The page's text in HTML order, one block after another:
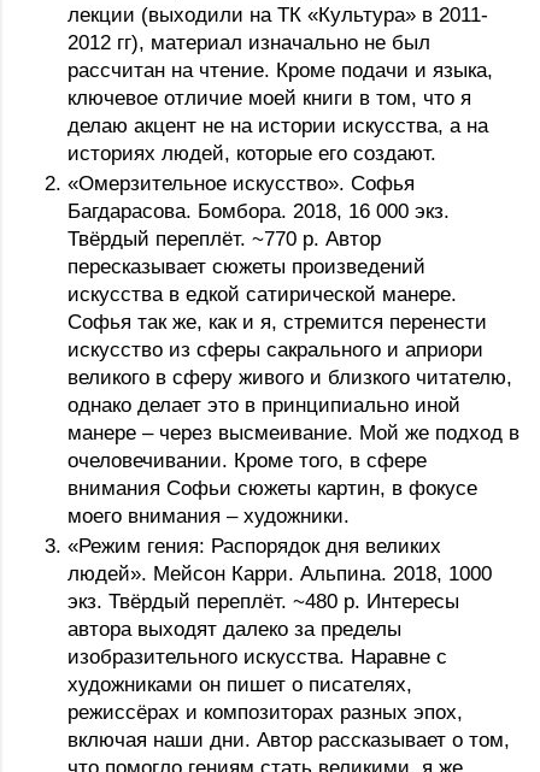
лекции (выходили на ТК «Культура» в 2011-
2012 гг), материал изначально не был
рассчитан на чтение. Кроме подачи и языка,
ключевое отличие моей книги в том, что я
делаю акцент не на истории искусства, а на
историях людей, которые его создают.
«Омерзительное искусство». Софья
Багдарасова. Бомбора. 2018, 16 000 экз.
Твёрдый переплёт. ~770 р. Автор
пересказывает сюжеты произведений
искусства в едкой сатирической манере.
Софья так же, как и я, стремится перенести
искусство из сферы сакрального и априори
великого в сферу живого и близкого читателю,
однако делает это в принципиально иной
манере – через высмеивание. Мой же подход в
очеловечивании. Кроме того, в сфере
внимания Софьи сюжеты картин, в фокусе
моего внимания – художники.
«Режим гения: Распорядок дня великих
людей». Мейсон Карри. Альпина. 2018, 1000
экз. Твёрдый переплёт. ~480 р. Интересы
автора выходят далеко за пределы
изобразительного искусства. Наравне с
художниками он пишет о писателях,
режиссёрах и композиторах разных эпох,
включая наши дни. Автор рассказывает о том,
что помогло гениям стать великими, я же